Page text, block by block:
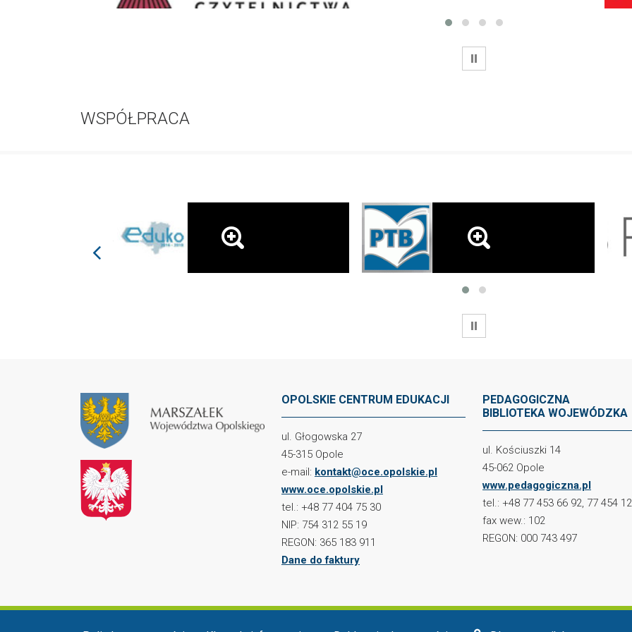
WSTRZYMAJ
WSPÓŁPRACA
WSTRZYMAJ
OPOLSKIE CENTRUM EDUKACJI
ul. Głogowska 27
45-315 Opole
e-mail: kontakt@oce.opolskie.pl
www.oce.opolskie.pl
tel.: +48 77 404 75 30
NIP: 754 312 55 19
REGON: 365 183 911
Dane do faktury
PEDAGOGICZNA
BIBLIOTEKA WOJEWÓDZKA
ul. Kościuszki 14
45-062 Opole
www.pedagogiczna.pl
tel.: +48 77 453 66 92, 77 454
fax wew.: 102
REGON: 000 743 497